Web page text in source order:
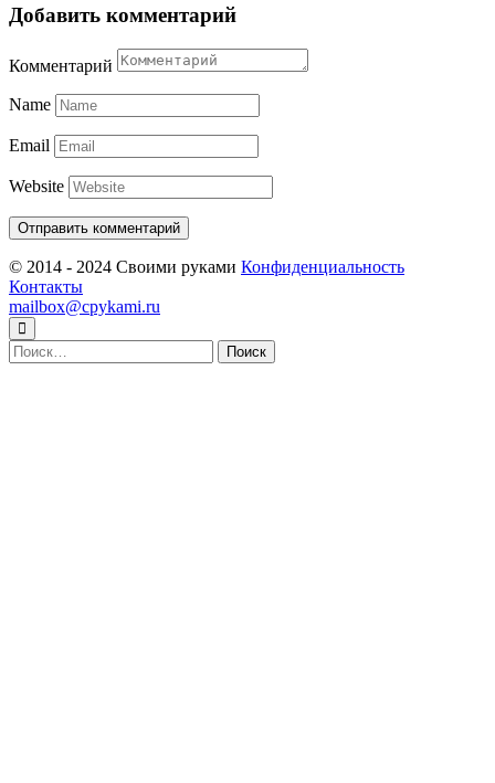
Добавить комментарий
Комментарий
Name
Email
Website
© 2014 - 2024 Своими руками Конфиденциальность
Контакты
mailbox@cpykami.ru
Найти: